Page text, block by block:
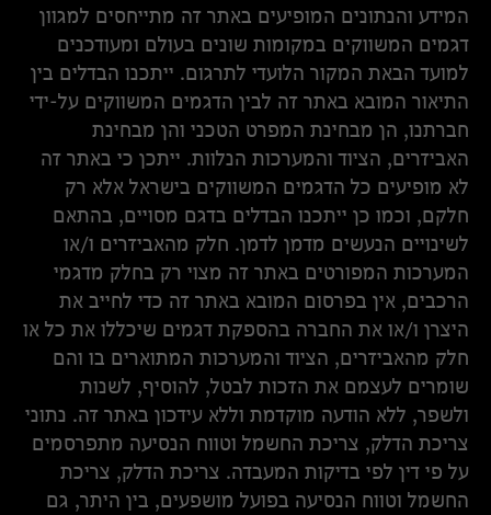
המידע והנתונים המופיעים באתר זה מתייחסים למגוון
דגמים המשווקים במקומות שונים בעולם ומעודכנים
למועד הבאת המקור הלועדי לתרגום. ייתכנו הבדלים בין
התיאור המובא באתר זה לבין הדגמים המשווקים על-ידי
חברתנו, הן מבחינת המפרט הטכני והן מבחינת
האביזרים, הציוד והמערכות הנלוות. ייתכן כי באתר זה
לא מופיעים כל הדגמים המשווקים בישראל אלא רק
חלקם, וכמו כן ייתכנו הבדלים בדגם מסויים, בהתאם
לשינויים הנעשים מדמן לדמן. חלק מהאביזרים ו/או
המערכות המפורטים באתר זה מצוי רק בחלק מדגמי
הרכבים, אין בפרסום המובא באתר זה כדי לחייב את
היצרן ו/או את החברה בהספקת דגמים שיכללו את כל או
חלק מהאביזרים, הציוד והמערכות המתוארים בו והם
שומרים לעצמם את הזכות לבטל, להוסיף, לשנות
ולשפר, ללא הודעה מוקדמת וללא עידכון באתר זה. נתוני
צריכת הדלק, צריכת החשמל וטווח הנסיעה מתפרסמים
על פי דין לפי בדיקות המעבדה. צריכת הדלק, צריכת
החשמל וטווח הנסיעה בפועל מושפעים, בין היתר, גם